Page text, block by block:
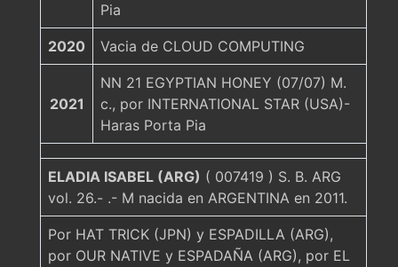
Pia
2020 Vacia de CLOUD COMPUTING
2021
NN 21 EGYPTIAN HONEY (07/07) M.
c., por INTERNATIONAL STAR (USA)-
Haras Porta Pia
ELADIA ISABEL (ARG) ( 007419 ) S. B. ARG
vol. 26.- .- M nacida en ARGENTINA en 2011.
Por HAT TRICK (JPN) y ESPADILLA (ARG),
por OUR NATIVE y ESPADAÑA (ARG), por EL